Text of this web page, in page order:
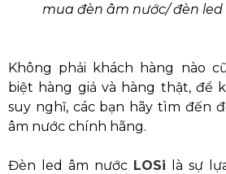
mua đèn âm nước/ đèn led
Không phải khách hàng nào
biệt hàng giả và hàng thật, để
suy nghĩ, các bạn hãy tìm đến
âm nước chính hãng.
Đèn led âm nước LOSi là sự